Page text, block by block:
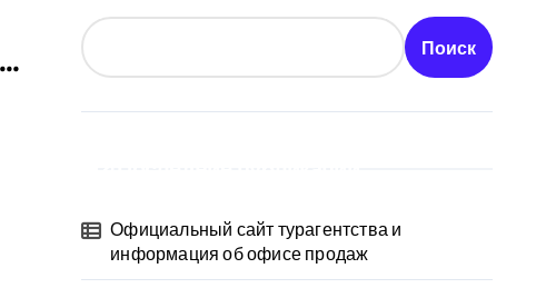
Поиск
Официальный сайт турагентства и
информация об офисе продаж